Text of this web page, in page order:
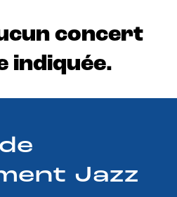
concert
indiquée.
Jazz